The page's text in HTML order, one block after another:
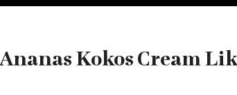
Kokos Cream